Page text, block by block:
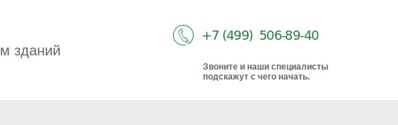
зданий
Звоните и наши специалисты
подскажут с чего начать.